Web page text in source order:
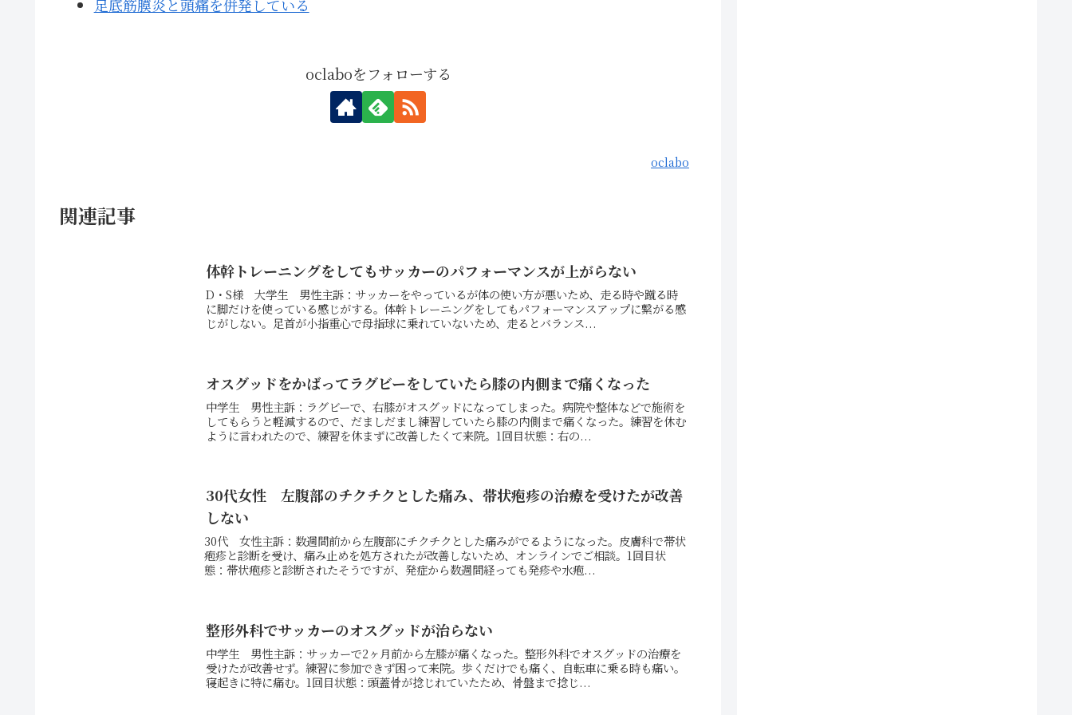
足底筋膜炎と頭痛を併発している
oclaboをフォローする
oclabo
関連記事
体幹トレーニングをしてもサッカーのパフォーマンスが上がらない
D・S様 大学生 男性主訴：サッカーをやっているが体の使い方が悪いため、走る時や蹴る時
に脚だけを使っている感じがする。体幹トレーニングをしてもパフォーマンスアップに繋がる感
じがしない。足首が小指重心で母指球に乗れていないため、走るとバランス...
オスグッドをかばってラグビーをしていたら膝の内側まで痛くなった
中学生 男性主訴：ラグビーで、右膝がオスグッドになってしまった。病院や整体などで施術を
してもらうと軽減するので、だましだまし練習していたら膝の内側まで痛くなった。練習を休む
ように言われたので、練習を休まずに改善したくて来院。1回目状態：右の...
30代女性 左腹部のチクチクとした痛み、帯状疱疹の治療を受けたが改善
しない
30代 女性主訴：数週間前から左腹部にチクチクとした痛みがでるようになった。皮膚科で帯状
疱疹と診断を受け、痛み止めを処方されたが改善しないため、オンラインでご相談。1回目状
態：帯状疱疹と診断されたそうですが、発症から数週間経っても発疹や水疱...
整形外科でサッカーのオスグッドが治らない
中学生 男性主訴：サッカーで2ヶ月前から左膝が痛くなった。整形外科でオスグッドの治療を
受けたが改善せず。練習に参加できず困って来院。歩くだけでも痛く、自転車に乗る時も痛い。
寝起きに特に痛む。1回目状態：頭蓋骨が捻じれていたため、骨盤まで捻じ...